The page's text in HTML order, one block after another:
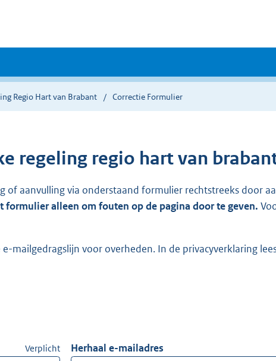
Regio Hart van Brabant Correctie Formulier
regeling regio hart van
aanvulling via onderstaand formulier rechtstreeks door
formulier alleen om fouten op de pagina door te geven.
mailgedragslijn voor overheden. In de privacyverklaring
Verplicht Herhaal e-mailadres